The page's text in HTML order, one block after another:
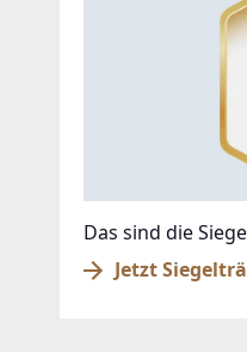
Das sind die
Jetzt